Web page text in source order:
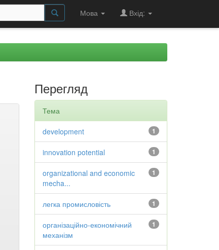
Мова Вхід:
Перегляд
Тема
1
development
1
innovation potential
1
organizational and economic
mecha...
1
легка промисловість
1
організаційно-економічний
механізм